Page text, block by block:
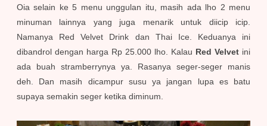
Oia selain ke 5 menu unggulan itu, masih ada lho 2 menu
minuman lainnya yang juga menarik untuk diicip icip.
Namanya Red Velvet Drink dan Thai Ice. Keduanya ini
dibandrol dengan harga Rp 25.000 lho. Kalau Red Velvet ini
ada buah stramberrynya ya. Rasanya seger-seger manis
deh. Dan masih dicampur susu ya jangan lupa es batu
supaya semakin seger ketika diminum.